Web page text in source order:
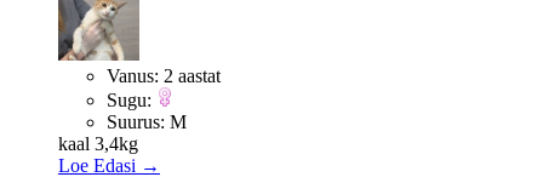
Vanus: 2 aastat
Sugu:
Suurus: M
kaal 3,4kg
Loe Edasi →